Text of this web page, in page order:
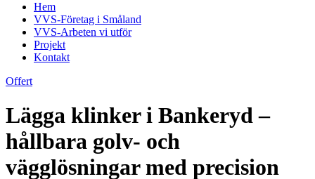
Hem
VVS-Företag i Småland
VVS-Arbeten vi utför
Projekt
Kontakt
Offert
Lägga klinker i Bankeryd –
hållbara golv- och
vägglösningar med precision